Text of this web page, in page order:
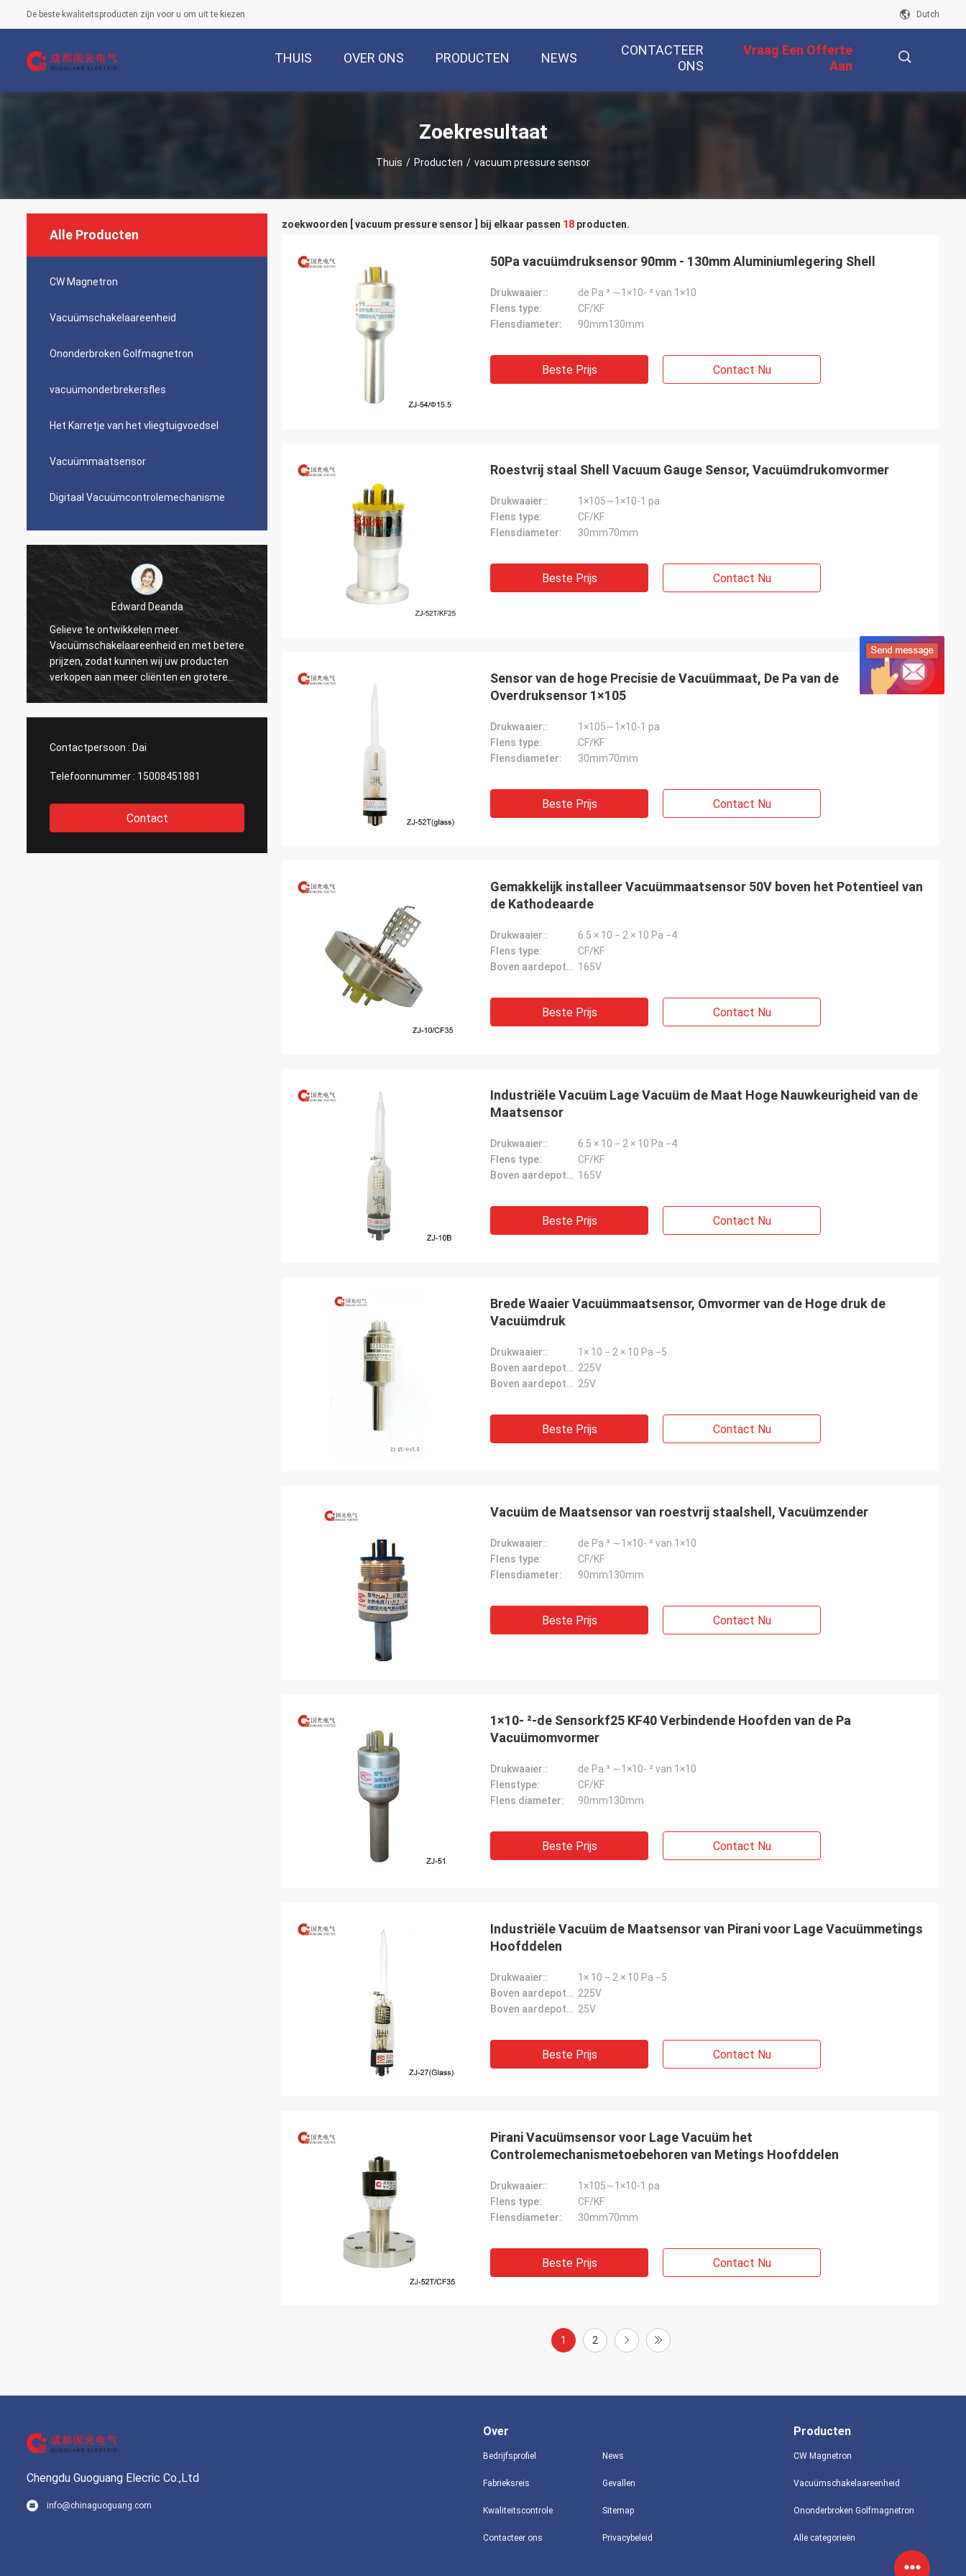
De beste kwaliteitsproducten zijn voor u om uit te kiezen Dutch
THUIS OVER ONS PRODUCTEN NEWS
CONTACTEER
ONS
Vraag Een Offerte
Aan
Zoekresultaat
Thuis / Producten / vacuum pressure sensor
Alle Producten
CW Magnetron
Vacuümschakelaareenheid
Ononderbroken Golfmagnetron
vacuümonderbrekersfles
Het Karretje van het vliegtuigvoedsel
Vacuümmaatsensor
Digitaal Vacuümcontrolemechanisme
Edward Deanda
Gelieve te ontwikkelen meer
Vacuümschakelaareenheid en met betere
prijzen, zodat kunnen wij uw producten
verkopen aan meer cliënten en grotere
markten bereiken. Dank u
steeg
hen omdat ik nooit met hen ben
Contactpersoon : Dai
Telefoonnummer : 15008451881
Contact
zoekwoorden [ vacuum pressure sensor ] bij elkaar passen 18 producten.
50Pa vacuümdruksensor 90mm - 130mm Aluminiumlegering Shell
Drukwaaier::
de Pa ³ ∼1×10- ² van 1×10
Flens type:
CF/KF
Flensdiameter:
90mm130mm
Beste Prijs Contact Nu
Roestvrij staal Shell Vacuum Gauge Sensor, Vacuümdrukomvormer
Drukwaaier::
1×105∼1×10-1 pa
Flens type:
CF/KF
Flensdiameter:
30mm70mm
Beste Prijs Contact Nu
Sensor van de hoge Precisie de Vacuümmaat, De Pa van de
Overdruksensor 1×105
Drukwaaier::
1×105∼1×10-1 pa
Flens type:
CF/KF
Flensdiameter:
30mm70mm
Beste Prijs Contact Nu
Gemakkelijk installeer Vacuümmaatsensor 50V boven het Potentieel van
de Kathodeaarde
Drukwaaier::
6.5 × 10 − 2 × 10 Pa −4
Flens type:
CF/KF
Boven aardepotentieel van versnellende elektrode: 165V
Beste Prijs Contact Nu
Industriële Vacuüm Lage Vacuüm de Maat Hoge Nauwkeurigheid van de
Maatsensor
Drukwaaier::
6.5 × 10 − 2 × 10 Pa −4
Flens type:
CF/KF
Boven aardepotentieel van versnellende elektrode: 165V
Beste Prijs Contact Nu
Brede Waaier Vacuümmaatsensor, Omvormer van de Hoge druk de
Vacuümdruk
Drukwaaier::
1× 10 − 2 × 10 Pa −5
Boven aardepotentieel van versnellende elektrode: 225V
Boven aardepotentieel van Kathode: 25V
Beste Prijs Contact Nu
Vacuüm de Maatsensor van roestvrij staalshell, Vacuümzender
Drukwaaier::
de Pa ³ ∼1×10- ² van 1×10
Flens type:
CF/KF
Flensdiameter:
90mm130mm
Beste Prijs Contact Nu
1×10- ²-de Sensorkf25 KF40 Verbindende Hoofden van de Pa
Vacuümomvormer
Drukwaaier::
de Pa ³ ∼1×10- ² van 1×10
Flenstype:
CF/KF
Flens diameter:
90mm130mm
Beste Prijs Contact Nu
Industriële Vacuüm de Maatsensor van Pirani voor Lage Vacuümmetings
Hoofddelen
Drukwaaier::
1× 10 − 2 × 10 Pa −5
Boven aardepotentieel van versnellende elektrode: 225V
Boven aardepotentieel van Kathode: 25V
Beste Prijs Contact Nu
Pirani Vacuümsensor voor Lage Vacuüm het
Controlemechanismetoebehoren van Metings Hoofddelen
Drukwaaier::
1×105∼1×10-1 pa
Flens type:
CF/KF
Flensdiameter:
30mm70mm
Beste Prijs Contact Nu
1 2
Chengdu Guoguang Elecric Co.,Ltd
info@chinaguoguang.com
Over
Bedrijfsprofiel
Fabrieksreis
Kwaliteitscontrole
Contacteer ons
News
Gevallen
Sitemap
Privacybeleid
Producten
CW Magnetron
Vacuümschakelaareenheid
Ononderbroken Golfmagnetron
Alle categorieën